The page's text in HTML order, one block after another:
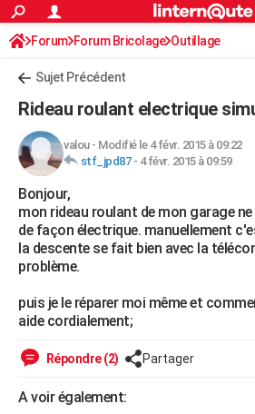
ACTUALITÉS
Politique
Société
Faits Divers
Education
Monde
Villes
+
FINANCE
Retraite
Impôts
Epargne
Immobilier
Risques naturels par ville
Banque
Assurance
Crédit
AUTO
Essais
Réserver un essai
Citadines
Berlines
SUV
Forum auto
+HIGH-TECH
Mobiles
Meilleur smartphone
Internet
Ordinateurs
Jeux vidéo
Guide high-tech
+BRICOLAGE
Forum
Aménagement intérieur
Extérieur
Cuisine
Salle de bains
Jardinage
Rangement
Guides de France
Escapades
Patrimoine
Expositions
Musées
Week-end nature
+LIFESTYLE
Art de vivre
Bien-être
Loisirs
Mode
Modes de vie
SANTE
VOYAGE
S'inscrire
Connexion
Forum Forum Bricolage Outillage
Sujet Précédent
Rideau roulant electrique
valou- Modifié le 4 févr. 2015 à 09:22
stf_jpd87- 4 févr. 2015 à 09:59
Bonjour,
mon rideau roulant de mon garage
de façon électrique. manuellement
la descente se fait bien avec la
problème.
puis je le réparer moi même et
aide cordialement;
Répondre (2) Partager
A voir également: